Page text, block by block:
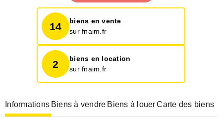
14
biens en vente
sur fnaim.fr
2
biens en location
sur fnaim.fr
Informations Biens à vendre Biens à louer Carte des biens